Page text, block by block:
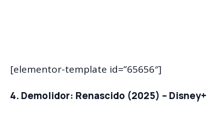
[elementor-template id=”65656″]
4. Demolidor: Renascido (2025) – Disney+